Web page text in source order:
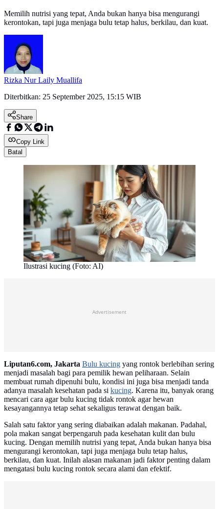
Memilih nutrisi yang tepat, Anda bukan hanya bisa mengurangi
kerontokan, tapi juga menjaga bulu tetap halus, berkilau, dan kuat.
Rizka Nur Laily Muallifa
Diterbitkan: 25 September 2025, 15:15 WIB
Share
Copy Link
Batal
Ilustrasi kucing (Foto: AI)
Advertisement
Liputan6.com, Jakarta Bulu kucing yang rontok berlebihan sering
menjadi masalah bagi para pemilik hewan peliharaan. Selain
membuat rumah dipenuhi bulu, kondisi ini juga bisa menjadi tanda
adanya masalah kesehatan pada si kucing. Karena itu, banyak orang
mencari cara agar bulu kucing tidak rontok agar hewan
kesayangannya tetap sehat sekaligus terawat dengan baik.
Salah satu faktor yang sering diabaikan adalah makanan. Padahal,
pola makan sangat berpengaruh pada kesehatan kulit dan bulu
kucing. Dengan memilih nutrisi yang tepat, Anda bukan hanya bisa
mengurangi kerontokan, tapi juga menjaga bulu tetap halus,
berkilau, dan kuat. Inilah alasan makanan jadi faktor penting dalam
mengatasi bulu kucing rontok secara alami dan efektif.